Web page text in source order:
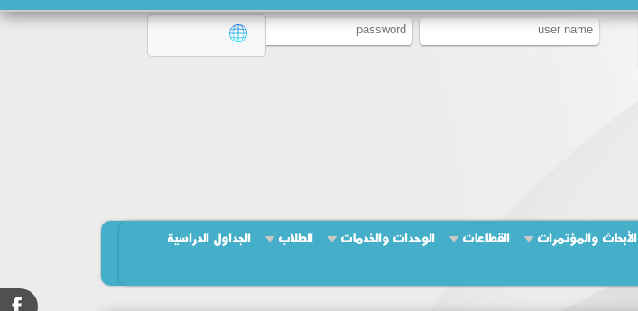
الأبحاث والمؤتمرات القطاعات الوحدات والخدمات الطلاب
الجداول الدراسية